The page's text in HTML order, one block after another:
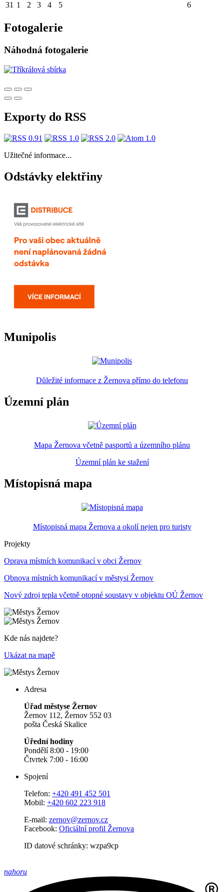
31 1 2 3 4 5 6
Fotogalerie
Náhodná fotogalerie
Exporty do RSS
Užitečné informace...
Odstávky elektřiny
Munipolis
Důležité informace z Žernova přímo do telefonu
Územní plán
Mapa Žernova včetně pasportů a územního plánu
Územní plán ke stažení
Místopisná mapa
Místopisná mapa Žernova a okolí nejen pro turisty
Projekty
Oprava místních komunikací v obci Žernov
Obnova místních komunikací v městysi Žernov
Nový zdroj tepla včetně otopné soustavy v objektu OÚ Žernov
Kde nás najdete?
Ukázat na mapě
Adresa
Úřad městyse Žernov
Žernov 112, Žernov 552 03
pošta Česká Skalice
Úřední hodiny
Pondělí 8:00 - 19:00
Čtvrtek 7:00 - 16:00
Spojení
Telefon: +420 491 452 501
Mobil: +420 602 223 918
E-mail: zernov@zernov.cz
Facebook: Oficiální profil Žernova
ID datové schránky: wzpa9cp
nahoru